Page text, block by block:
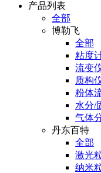
产品列表
全部
博勒飞
全部
粘度
流变
质构
粉体
水分/
气体
丹东百特
全部
激光
纳米